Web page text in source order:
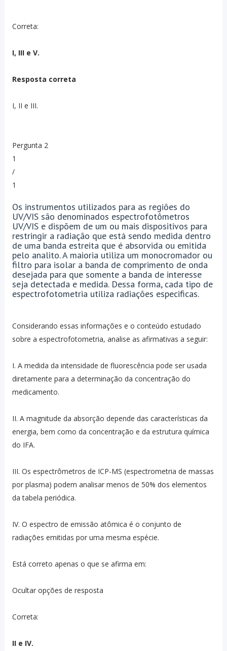
Correta:
I, III e V.
Resposta correta
I, II e III.
Pergunta 2
1
/
1
Os instrumentos utilizados para as regiões do
UV/VIS são denominados espectrofotômetros
UV/VIS e dispõem de um ou mais dispositivos para
restringir a radiação que está sendo medida dentro
de uma banda estreita que é absorvida ou emitida
pelo analito. A maioria utiliza um monocromador ou
filtro para isolar a banda de comprimento de onda
desejada para que somente a banda de interesse
seja detectada e medida. Dessa forma, cada tipo de
espectrofotometria utiliza radiações especificas.
Considerando essas informações e o conteúdo estudado
sobre a espectrofotometria, analise as afirmativas a seguir:
I. A medida da intensidade de fluorescência pode ser usada
diretamente para a determinação da concentração do
medicamento.
II. A magnitude da absorção depende das características da
energia, bem como da concentração e da estrutura química
do IFA.
III. Os espectrômetros de ICP-MS (espectrometria de massas
por plasma) podem analisar menos de 50% dos elementos
da tabela periódica.
IV. O espectro de emissão atômica é o conjunto de
radiações emitidas por uma mesma espécie.
Está correto apenas o que se afirma em:
Ocultar opções de resposta
Correta:
II e IV.